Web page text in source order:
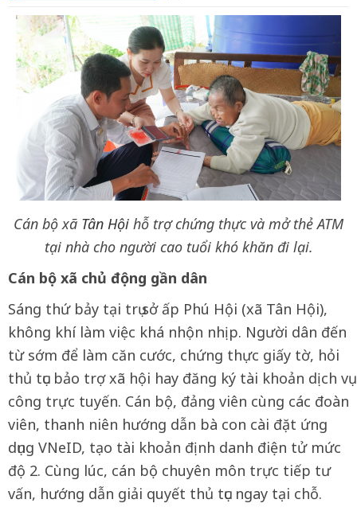
Cán bộ xã Tân Hội hỗ trợ chứng thực và mở thẻ ATM
tại nhà cho người cao tuổi khó khăn đi lại.
Cán bộ xã chủ động gần dân
Sáng thứ bảy tại trụ sở ấp Phú Hội (xã Tân Hội),
không khí làm việc khá nhộn nhịp. Người dân đến
từ sớm để làm căn cước, chứng thực giấy tờ, hỏi
thủ tục bảo trợ xã hội hay đăng ký tài khoản dịch vụ
công trực tuyến. Cán bộ, đảng viên cùng các đoàn
viên, thanh niên hướng dẫn bà con cài đặt ứng
dụng VNeID, tạo tài khoản định danh điện tử mức
độ 2. Cùng lúc, cán bộ chuyên môn trực tiếp tư
vấn, hướng dẫn giải quyết thủ tục ngay tại chỗ.